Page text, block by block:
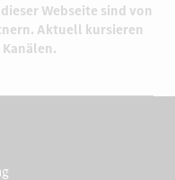
Webseite sind von
Aktuell kursieren